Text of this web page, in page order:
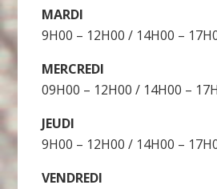
MARDI
9H00 – 12H00 / 14H00 –
MERCREDI
09H00 – 12H00 / 14H00 –
JEUDI
9H00 – 12H00 / 14H00 –
VENDREDI